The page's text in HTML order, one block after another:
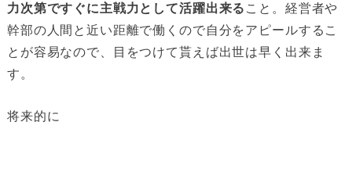
力次第ですぐに主戦力として活躍出来る こと。経営者や
幹部の人間と近い距離で働くので自分をアピールするこ
とが容易なので、目をつけて貰えば出世は早く出来ま
す。
将来的に